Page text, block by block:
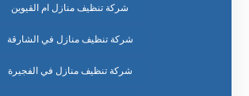
شركة تنظيف منازل ام القيوين
شركة تنظيف منازل في الشارقة
شركة تنظيف منازل في الفجيرة